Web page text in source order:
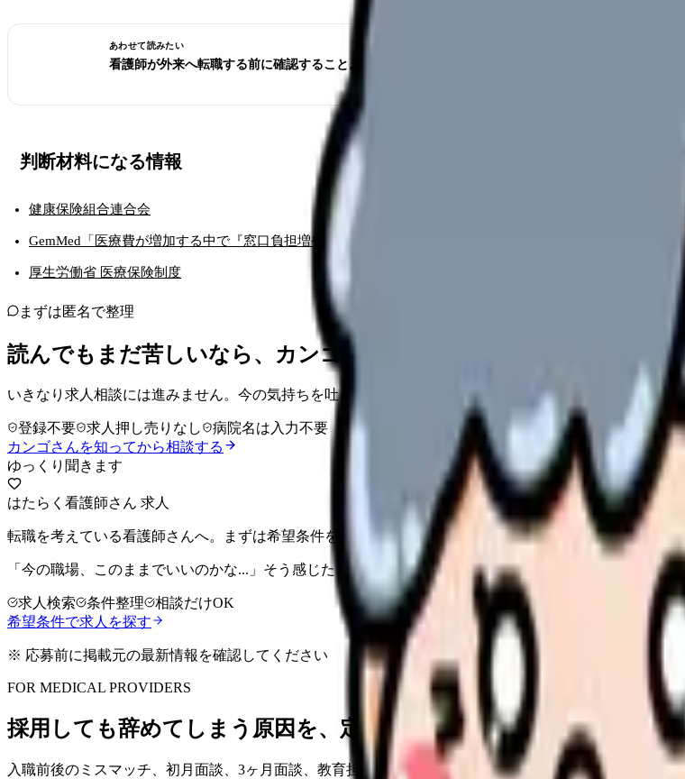
あわせて読みたい
看護師が外来へ転職する前に確認すること。病棟との違いと求人の見方
判断材料になる情報
健康保険組合連合会
GemMed「医療費が増加する中で『窓口負担増やむなし』...健保連調査」
厚生労働省 医療保険制度
まずは匿名で整理
読んでもまだ苦しいなら、カンゴさんの部屋で少し話してみません
いきなり求人相談には進みません。今の気持ちを吐き出して、何がつらいのか、辞めるべきか、少し休
登録不要 求人押し売りなし
病院名は入力不要
カンゴさんを知ってから相談する
ゆっくり聞きます
はたらく看護師さん 求人
転職を考えている看護師さんへ。まずは希望条件を整理して、求人を見比べられます。
「今の職場、このままでいいのかな...」そう感じたら、求人票の条件と応募前に確認したい不安を分け
求人検索 条件整理
相談だけOK
希望条件で求人を探す
※ 応募前に掲載元の最新情報を確認してください
FOR MEDICAL PROVIDERS
採用しても辞めてしまう原因を、定着診断で整理できます
入職前後のミスマッチ、初月面談、3ヶ月面談、教育担当者の受け入れ体制を見直し、早期離職の再発を